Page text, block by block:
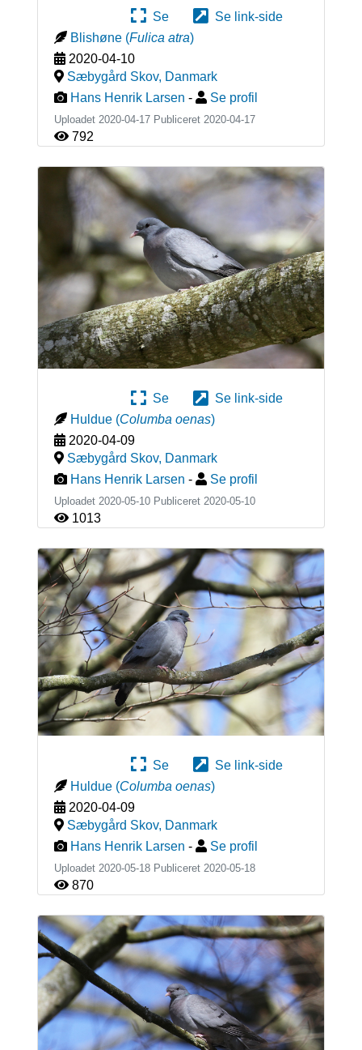
Se
Se link-side
Blishøne (Fulica atra)
2020-04-10
Sæbygård Skov, Danmark
Hans Henrik Larsen - Se profil
Uploadet 2020-04-17 Publiceret 2020-04-17
792
Se
Se link-side
Huldue (Columba oenas)
2020-04-09
Sæbygård Skov, Danmark
Hans Henrik Larsen - Se profil
Uploadet 2020-05-10 Publiceret 2020-05-10
1013
Se
Se link-side
Huldue (Columba oenas)
2020-04-09
Sæbygård Skov, Danmark
Hans Henrik Larsen - Se profil
Uploadet 2020-05-18 Publiceret 2020-05-18
870